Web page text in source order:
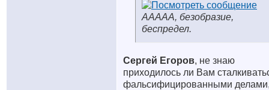
ААААА, безобразие,
беспредел.
Сергей Егоров, не знаю
приходилось ли Вам
фальсифицированными